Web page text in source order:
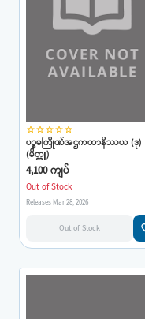
star_borderstar_borderstar_borderstar_borderstar_border
ပဉ္စမကြိုဏ်အဌကထာနိဿယ (ဒု)
(မိတ္တူ)
4,100 ကျပ်
Out of Stock
Releases Mar 28, 2026
Out of Stock